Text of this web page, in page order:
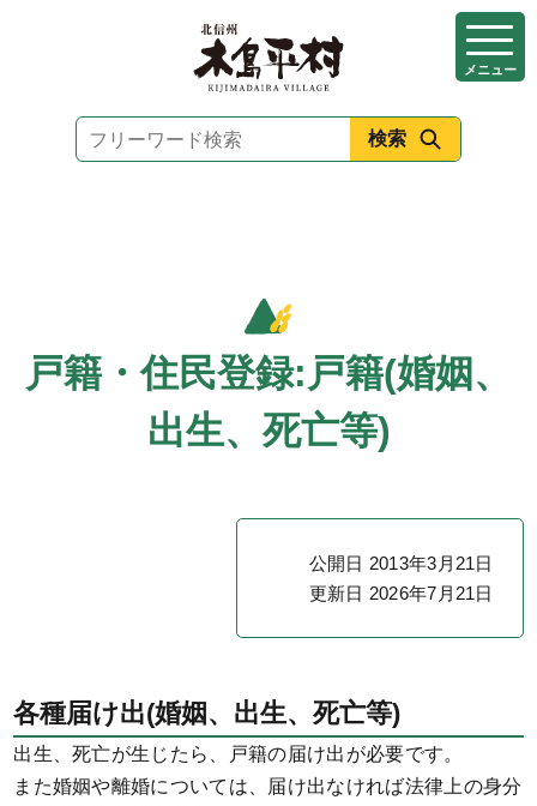
メニュー
戸籍・住民登録:戸籍(婚姻、
出生、死亡等)
公開日 2013年3月21日
更新日 2026年7月21日
各種届け出(婚姻、出生、死亡等)
出生、死亡が生じたら、戸籍の届け出が必要です。
また婚姻や離婚については、届け出なければ法律上の身分